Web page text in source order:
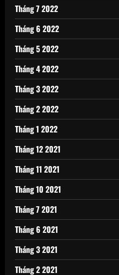
Tháng 7 2022
Tháng 6 2022
Tháng 5 2022
Tháng 4 2022
Tháng 3 2022
Tháng 2 2022
Tháng 1 2022
Tháng 12 2021
Tháng 11 2021
Tháng 10 2021
Tháng 7 2021
Tháng 6 2021
Tháng 3 2021
Tháng 2 2021